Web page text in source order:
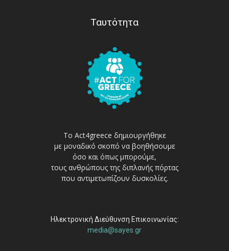
Ταυτότητα
Το Act4greece δημιουργήθηκε
με μοναδικό σκοπό να βοηθήσουμε
όσο και όπως μπορούμε,
τους ανθρώπους της διπλανής πόρτας
που αντιμετωπίζουν δυσκολίες.
Ηλεκτρονική Διεύθυνση Επικοινωνίας:
media@sayes.gr